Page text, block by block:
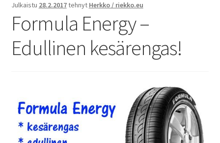
Auton renkaat
Rengastestit
Julkaistu 28.2.2017tehnyt Herkko / riekko.eu
Formula Energy –
Edullinen kesärengas!